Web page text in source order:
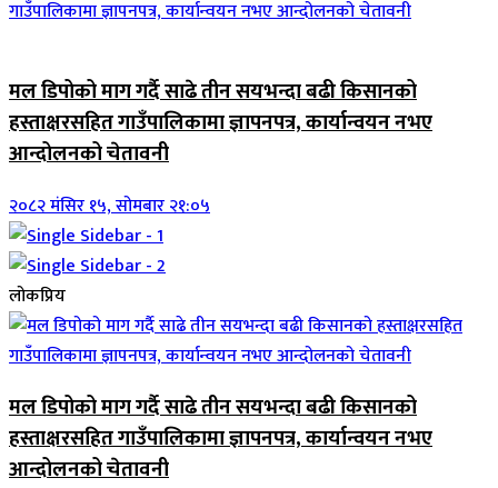
मल डिपोको माग गर्दै साढे तीन सयभन्दा बढी किसानको
हस्ताक्षरसहित गाउँपालिकामा ज्ञापनपत्र, कार्यान्वयन नभए
आन्दोलनको चेतावनी
२०८२ मंसिर १५, सोमबार २१:०५
लोकप्रिय
मल डिपोको माग गर्दै साढे तीन सयभन्दा बढी किसानको
हस्ताक्षरसहित गाउँपालिकामा ज्ञापनपत्र, कार्यान्वयन नभए
आन्दोलनको चेतावनी